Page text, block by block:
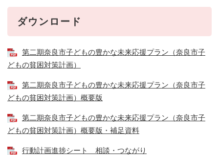
ダウンロード
第二期奈良市子どもの豊かな未来応援プラン（奈良市子
どもの貧困対策計画）
第二期奈良市子どもの豊かな未来応援プラン（奈良市子
どもの貧困対策計画）概要版
第二期奈良市子どもの豊かな未来応援プラン（奈良市子
どもの貧困対策計画）概要版・補足資料
行動計画進捗シート 相談・つながり